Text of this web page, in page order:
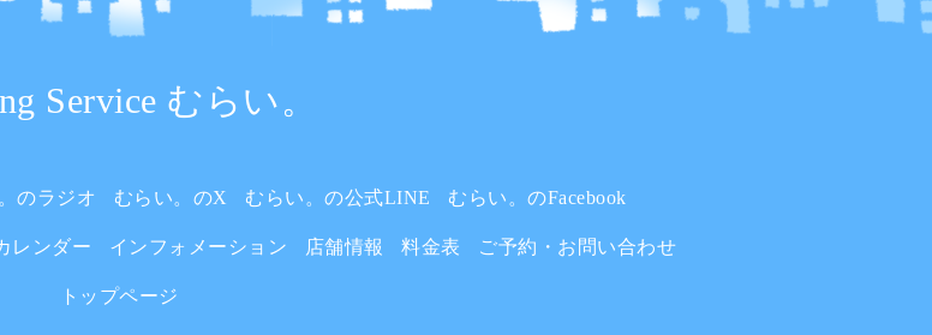
Service むらい。
のラジオ むらい。のX むらい。の公式LINE むらい。のFacebook
レンダー インフォメーション 店舗情報 料金表 ご予約・お問い合わせ
トップページ